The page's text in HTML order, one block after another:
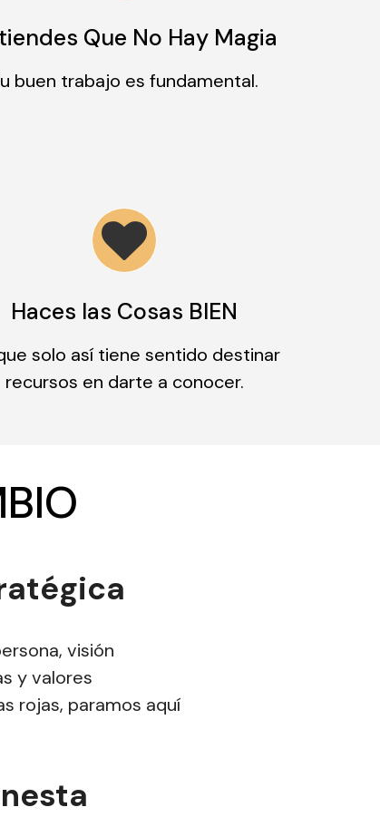
Que No Hay Magia
buen trabajo es fundamental.
Haces las Cosas BIEN
solo así tiene sentido destinar
recursos en darte a conocer.
visión
y valores
rojas, paramos aquí